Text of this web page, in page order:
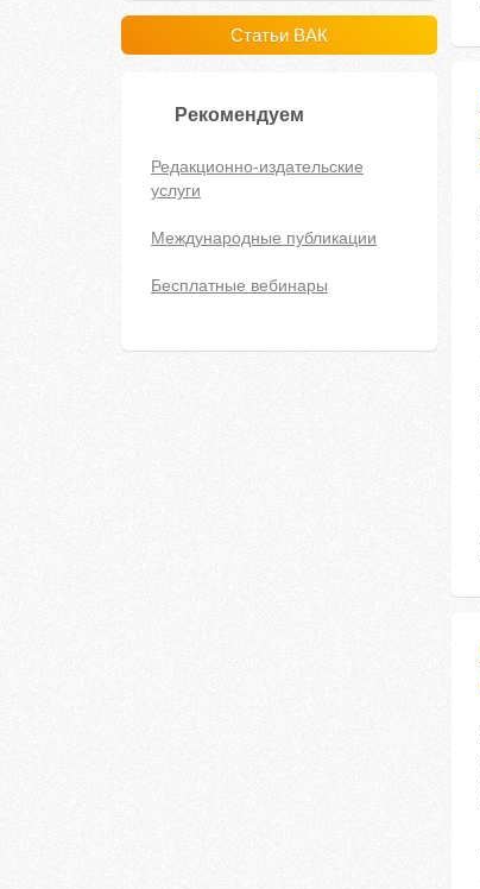
Статьи ВАК
Рекомендуем
Редакционно-издательские
услуги
Международные публикации
Бесплатные вебинары